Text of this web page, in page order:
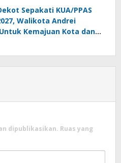
Sepakati KUA/PPAS
Walikota Andrei
Kemajuan Kota dan
dipublikasikan. Ruas yang